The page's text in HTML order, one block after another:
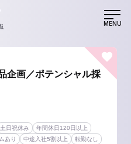
MENU
企画／ポテンシャル採
土日祝休み
年間休日120日以上
あり 中途入社5割以上
転勤なし